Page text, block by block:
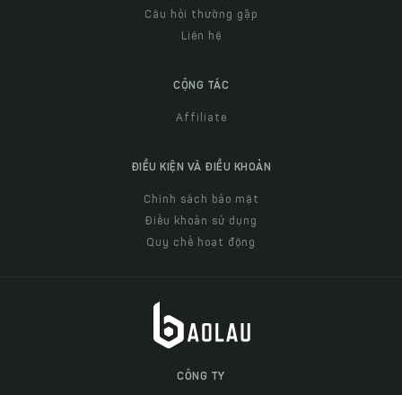
Câu hỏi thường gặp
Liên hệ
CỘNG TÁC
Affiliate
ĐIỀU KIỆN VÀ ĐIỀU KHOẢN
Chính sách bảo mật
Điều khoản sử dụng
Quy chế hoạt động
CÔNG TY